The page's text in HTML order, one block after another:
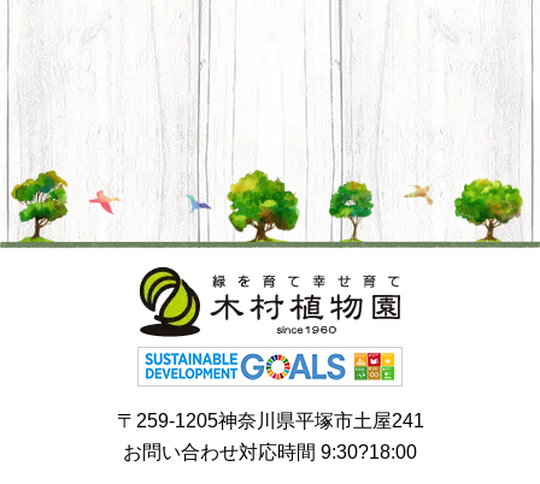
〒259-1205神奈川県平塚市土屋241
お問い合わせ対応時間 9:30?18:00